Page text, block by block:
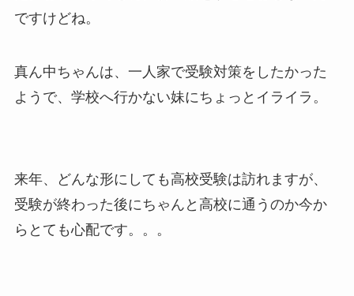
ですけどね。
真ん中ちゃんは、一人家で受験対策をしたかった
ようで、学校へ行かない妹にちょっとイライラ。
来年、どんな形にしても高校受験は訪れますが、
受験が終わった後にちゃんと高校に通うのか今か
らとても心配です。。。